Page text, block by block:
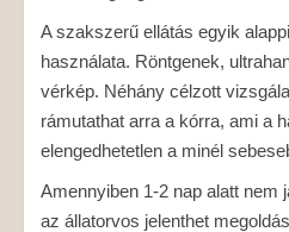
A szakszerű ellátás egyik
használata. Röntgenek,
vérkép. Néhány célzott
rámutathat arra a kórra, ami a
elengedhetetlen a minél
Amennyiben 1-2 nap alatt nem
az állatorvos jelenthet